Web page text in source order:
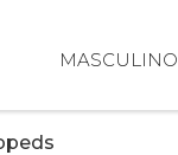
MASCULINO